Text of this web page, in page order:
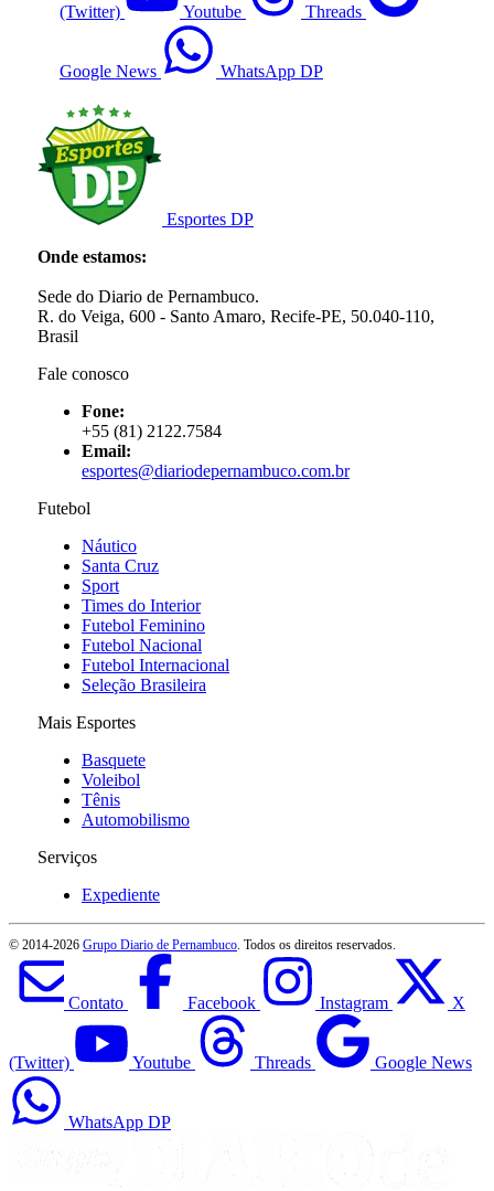
(Twitter) Youtube Threads
Google News WhatsApp DP
Esportes DP
Onde estamos:
Sede do Diario de Pernambuco.
R. do Veiga, 600 - Santo Amaro, Recife-PE, 50.040-110,
Brasil
Fale conosco
Fone:
+55 (81) 2122.7584
Email:
esportes@diariodepernambuco.com.br
Futebol
Náutico
Santa Cruz
Sport
Times do Interior
Futebol Feminino
Futebol Nacional
Futebol Internacional
Seleção Brasileira
Mais Esportes
Basquete
Voleibol
Tênis
Automobilismo
Serviços
Expediente
© 2014-2026 Grupo Diario de Pernambuco . Todos os direitos reservados.
Contato Facebook Instagram X
(Twitter) Youtube Threads Google News
WhatsApp DP